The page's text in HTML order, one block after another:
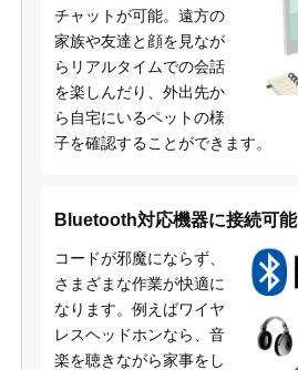
チャットが可能。遠方の
家族や友達と顔を見なが
らリアルタイムでの会話
を楽しんだり、外出先か
ら自宅にいるペットの様
子を確認することができます。
Bluetooth対応機器に接続可能
コードが邪魔にならず、
さまざまな作業が快適に
なります。例えばワイヤ
レスヘッドホンなら、音
楽を聴きながら家事をし